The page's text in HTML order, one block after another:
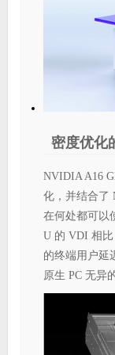
密度优化
NVIDIA A16
化，并结合了
在何处都可以
U 的 VDI 相
的终端用户延
原生 PC 无异